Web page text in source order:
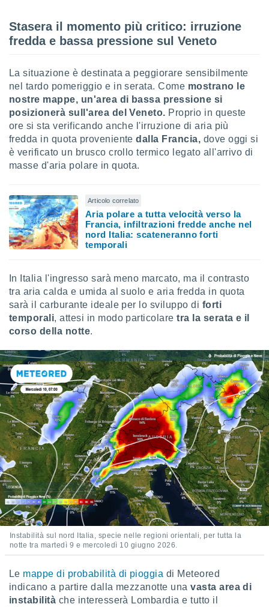
quali la
su
web,
di
dati
sulla
al quale
tuo
o
dei
" o
cookie
sito
il
dei
su
e/o
dati
la
della
creare
la
profili
per
Stasera il momento più critico: irruzione
fredda e bassa pressione sul Veneto
La situazione è destinata a peggiorare sensibilmente
nel tardo pomeriggio e in serata. Come mostrano le
nostre mappe, un'area di bassa pressione si
posizionerà sull'area del Veneto. Proprio in queste
ore si sta verificando anche l'irruzione di aria più
fredda in quota provenientedalla Francia, dove oggi si
è verificato un brusco crollo termico legato all'arrivo di
masse d'aria polare in quota.
Articolo correlato
Aria polare a tutta velocità verso la
Francia, infiltrazioni fredde anche nel
nord Italia: scateneranno forti
temporali
In Italia l'ingresso sarà meno marcato, ma il contrasto
tra aria calda e umida al suolo e aria fredda in quota
sarà il carburante ideale per lo sviluppo di forti
temporali, attesi in modo particolaretra la serata e il
corso della notte.
Instabilità sul nord Italia, specie nelle regioni orientali, per tutta la
notte tra martedì 9 e mercoledì 10 giugno 2026.
Le mappe di probabilità di pioggia di Meteored
indicano a partire dalla mezzanotte unavasta area di
instabilità che interesserà Lombardia e tutto il